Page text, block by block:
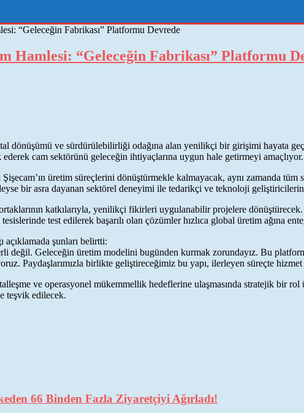
“Geleceğin Fabrikası” Platformu Devrede
Hamlesi: “Geleceğin Fabrikası” Platformu
dönüşümü ve sürdürülebilirliği odağına alan yenilikçi bir girişimi hayata
cam sektörünü geleceğin ihtiyaçlarına uygun hale getirmeyi amaçlıyor.
Şişecam’ın üretim süreçlerini dönüştürmekle kalmayacak, aynı zamanda
bir asra dayanan sektörel deneyimi ile tedarikçi ve teknoloji
katkılarıyla, yenilikçi fikirleri uygulanabilir projelere
test edilerek başarılı olan çözümler hızlıca global üretim ağına
açıklamada şunları belirtti:
değil. Geleceğin üretim modelini bugünden kurmak zorundayız. Bu
Paydaşlarımızla birlikte geliştireceğimiz bu yapı, ilerleyen süreçte
ve operasyonel mükemmellik hedeflerine ulaşmasında stratejik bir
teşvik edilecek.
66 Binden Fazla Ziyaretçiyi Ağırladı!